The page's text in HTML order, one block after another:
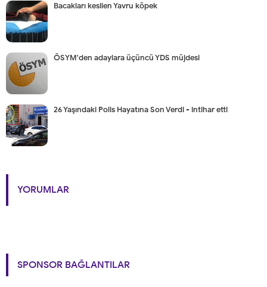
Bacakları kesilen Yavru köpek
ÖSYM'den adaylara üçüncü YDS müjdesi
26 Yaşındaki Polis Hayatına Son Verdi - intihar etti
YORUMLAR
SPONSOR BAĞLANTILAR